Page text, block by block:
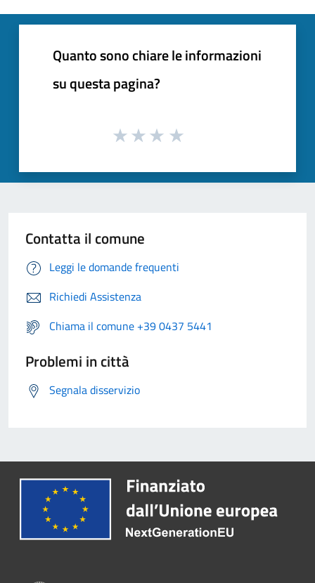
Quanto sono chiare le informazioni
su questa pagina?
Contatta il comune
Leggi le domande frequenti
Richiedi Assistenza
Chiama il comune +39 0437 5441
Problemi in città
Segnala disservizio